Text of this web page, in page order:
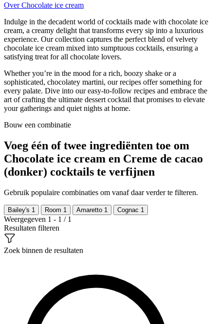
Over Chocolate ice cream
Indulge in the decadent world of cocktails made with chocolate ice
cream, a creamy delight that transforms every sip into a luxurious
experience. Our collection captures the perfect blend of velvety
chocolate ice cream mixed into sumptuous cocktails, ensuring a
satisfying treat for all chocolate lovers.
Whether you’re in the mood for a rich, boozy shake or a
sophisticated, chocolatey martini, our recipes offer something for
every palate. Dive into our easy-to-follow recipes and embrace the
art of crafting the ultimate dessert cocktail that promises to elevate
your gatherings and quiet nights at home.
Bouw een combinatie
Voeg één of twee ingrediënten toe om
Chocolate ice cream en Creme de cacao
(donker) cocktails te verfijnen
Gebruik populaire combinaties om vanaf daar verder te filteren.
Bailey's 1 Room 1 Amaretto 1 Cognac 1
Weergegeven 1 - 1 / 1
Resultaten filteren
Zoek binnen de resultaten